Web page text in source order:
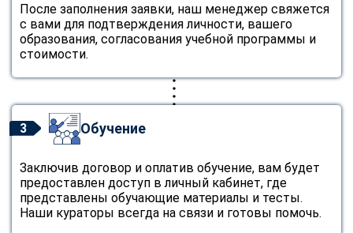
После заполнения заявки, наш менеджер свяжется
с вами для подтверждения личности, вашего
образования, согласования учебной программы и
стоимости.
3 Обучение
Заключив договор и оплатив обучение, вам будет
предоставлен доступ в личный кабинет, где
представлены обучающие материалы и тесты.
Наши кураторы всегда на связи и готовы помочь.